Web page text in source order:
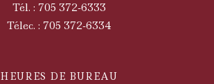
Tél. : 705 372-6333
Télec. : 705 372-6334
HEURES DE BUREAU